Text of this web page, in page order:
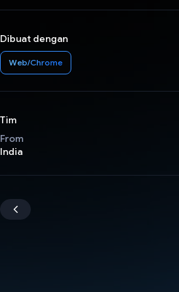
Dibuat dengan
Web/Chrome
Tim
From
India